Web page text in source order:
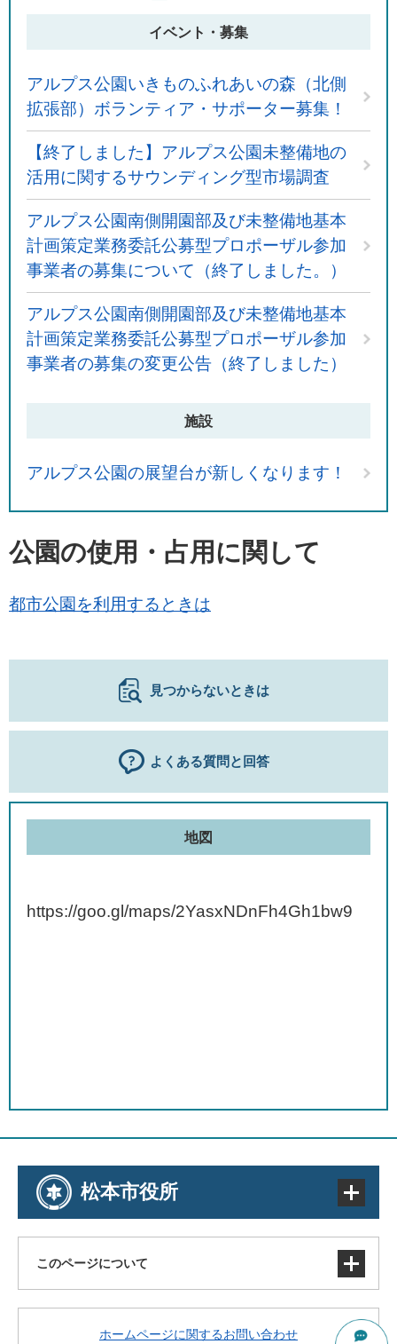
イベント・募集
アルプス公園いきものふれあいの森（北側
拡張部）ボランティア・サポーター募集！
【終了しました】アルプス公園未整備地の
活用に関するサウンディング型市場調査
アルプス公園南側開園部及び未整備地基本
計画策定業務委託公募型プロポーザル参加
事業者の募集について（終了しました。）
アルプス公園南側開園部及び未整備地基本
計画策定業務委託公募型プロポーザル参加
事業者の募集の変更公告（終了しました）
施設
アルプス公園の展望台が新しくなります！
公園の使用・占用に関して
都市公園を利用するときは
見つからないときは
よくある質問と回答
地図
https://goo.gl/maps/2YasxNDnFh4Gh1bw9
松本市役所
このページについて
ホームページに関するお問い合わせ